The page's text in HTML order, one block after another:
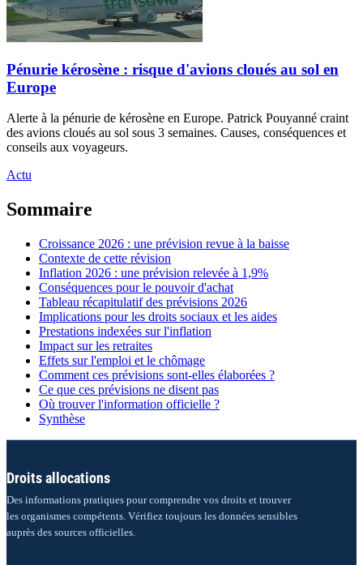
Pénurie kérosène : risque d'avions cloués au sol en
Europe
Alerte à la pénurie de kérosène en Europe. Patrick Pouyanné craint
des avions cloués au sol sous 3 semaines. Causes, conséquences et
conseils aux voyageurs.
Actu
Sommaire
Croissance 2026 : une prévision revue à la baisse
Contexte de cette révision
Inflation 2026 : une prévision relevée à 1,9%
Conséquences pour le pouvoir d'achat
Tableau récapitulatif des prévisions 2026
Implications pour les droits sociaux et les aides
Prestations indexées sur l'inflation
Impact sur les retraites
Effets sur l'emploi et le chômage
Comment ces prévisions sont-elles élaborées ?
Ce que ces prévisions ne disent pas
Où trouver l'information officielle ?
Synthèse
Droits allocations
Des informations pratiques pour comprendre vos droits et trouver
les organismes compétents. Vérifiez toujours les données sensibles
auprès des sources officielles.